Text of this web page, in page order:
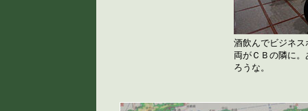
酒飲んでビジネ
両がＣＢの隣に
ろうな。